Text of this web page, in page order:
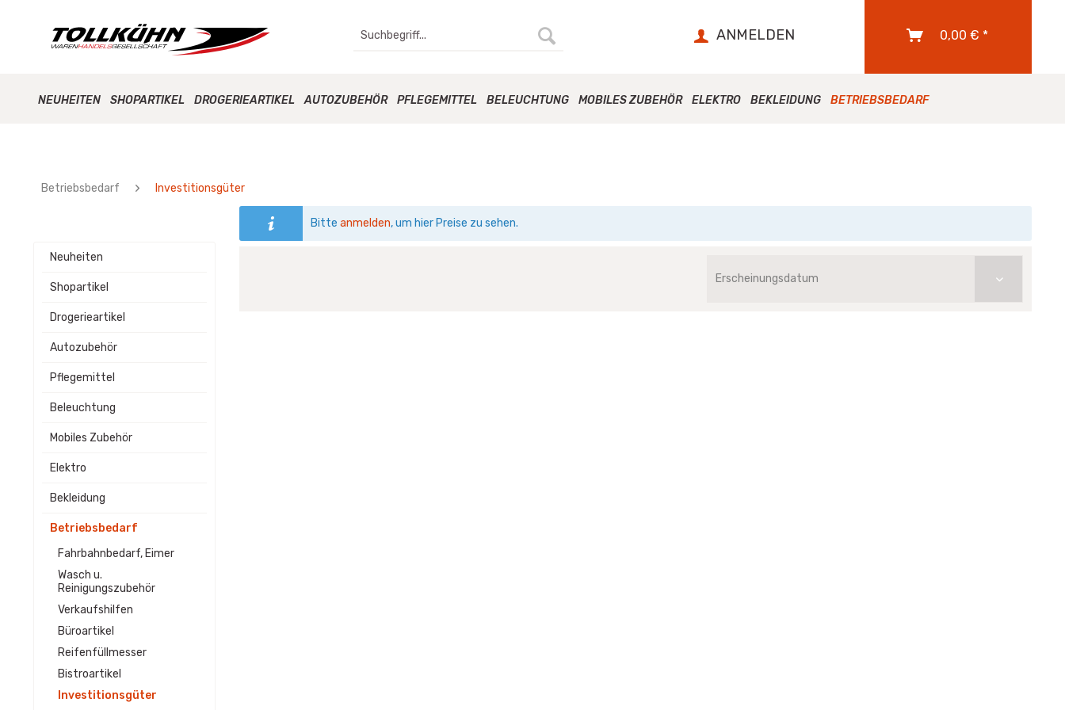
ANMELDEN 0,00 € *
NEUHEITEN SHOPARTIKEL DROGERIEARTIKEL AUTOZUBEHÖR PFLEGEMITTEL BELEUCHTUNG MOBILES ZUBEHÖR ELEKTRO BEKLEIDUNG BETRIEBSBEDARF
Betriebsbedarf Investitionsgüter
Neuheiten
Shopartikel
Drogerieartikel
Autozubehör
Pflegemittel
Beleuchtung
Mobiles Zubehör
Elektro
Bekleidung
Betriebsbedarf
Fahrbahnbedarf, Eimer
Wasch u.
Reinigungszubehör
Verkaufshilfen
Büroartikel
Reifenfüllmesser
Bistroartikel
Investitionsgüter
Bitte anmelden, um hier Preise zu sehen.